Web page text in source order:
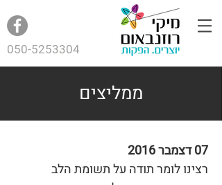
050-5253304
07 דצמבר 2016
רצינו לומר תודה על תשומת הלב
ממליצים